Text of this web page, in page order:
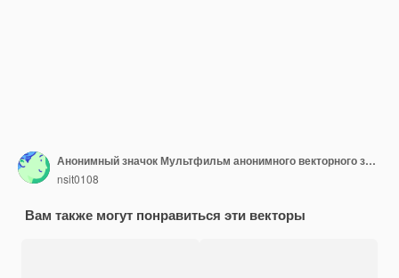
Анонимный значок Мультфильм анонимного векторного значка для веб-дизайна изолирован на белом фоне
nsit0108
Вам также могут понравиться эти векторы